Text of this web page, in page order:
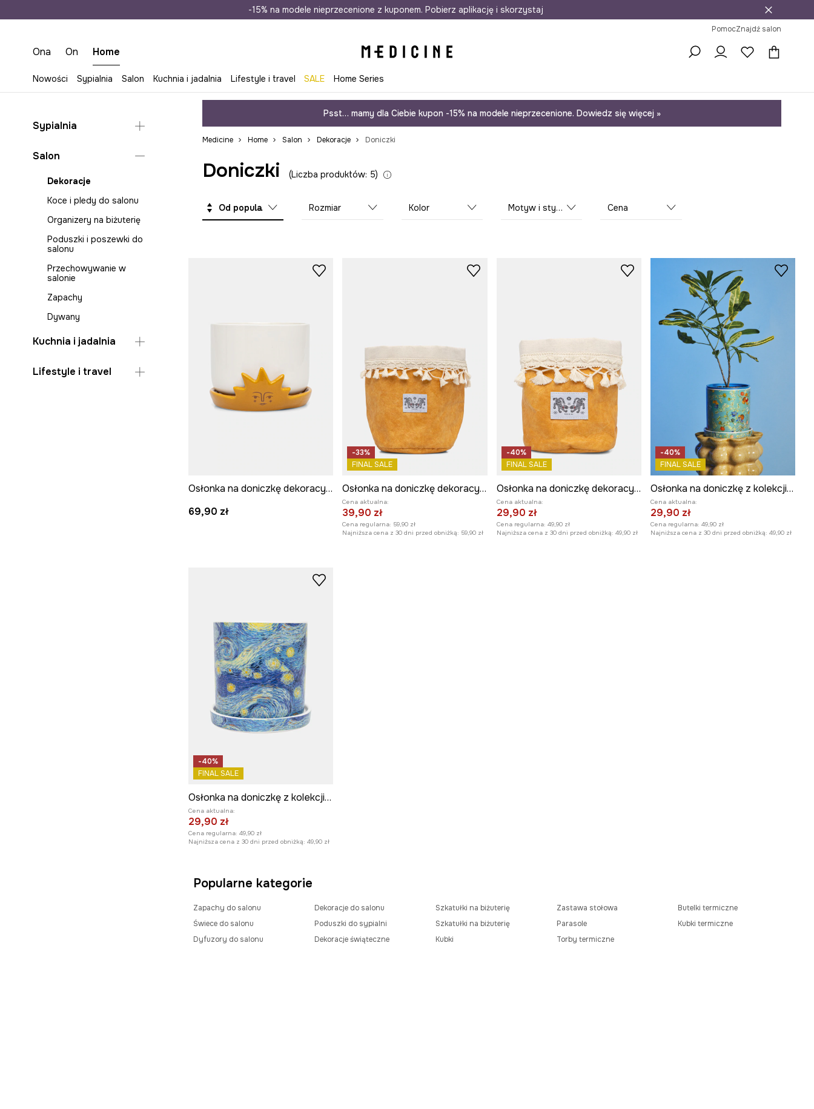
Wysyłka nawet w 24h Darmowa dostawa do salonów 30 dni na zwrot
-15% na modele nieprzecenione z kuponem. Pobierz aplikację i skorzystaj
PomocZnajdź salon
Ona On Home
Nowości Sypialnia Salon Kuchnia i jadalnia Lifestyle i travel SALE Home Series
Sypialnia
Koce i pledy do sypialni
sypialni
Pościele
Szkatułki i organizery na
biżuterię
Salon
Dekoracje
Koce i pledy do salonu
Organizery na biżuterię
Poduszki i poszewki do
salonu
Przechowywanie w
salonie
Zapachy
Dywany
Kuchnia i jadalnia
Akcesoria
Lifestyle i travel
Psst… mamy dla Ciebie kupon -15% na modele nieprzecenione. Dowiedz się więcej »
Medicine Home Salon Dekoracje Doniczki
Doniczki Liczba produktów: 5
Od popularnych Rozmiar Kolor Motyw i stylistyka Cena
Osłonka na doniczkę dekoracyjna z dolomitu
69,90 zł
-33%
FINAL SALE
Osłonka na doniczkę dekoracyjna z materiału tekstylnego
Cena aktualna:
39,90 zł
Cena regularna: 59,90 zł
Najniższa cena z 30 dni przed obniżką: 59,90 zł
-40%
FINAL SALE
Osłonka na doniczkę dekoracyjna z materiału tekstylnego
Cena aktualna:
29,90 zł
Cena regularna: 49,90 zł
Najniższa cena z 30 dni przed obniżką: 49,90 zł
-40%
FINAL SALE
Osłonka na doniczkę z kolekcji Eviva L'arte
Cena aktualna:
29,90 zł
Cena regularna: 49,90 zł
Najniższa cena z 30 dni przed obniżką: 49,90 zł
-40%
FINAL SALE
Osłonka na doniczkę z kolekcji Eviva L'arte
Cena aktualna:
29,90 zł
Cena regularna: 49,90 zł
Najniższa cena z 30 dni przed obniżką: 49,90 zł
Popularne kategorie
Zapachy do salonu
Świece do salonu
Dyfuzory do salonu
Dekoracje do salonu
Poduszki do sypialni
Dekoracje świąteczne
Szkatułki na biżuterię
Szkatułki na biżuterię
Kubki
Zastawa stołowa
Parasole
Torby termiczne
Butelki termiczne
Kubki termiczne